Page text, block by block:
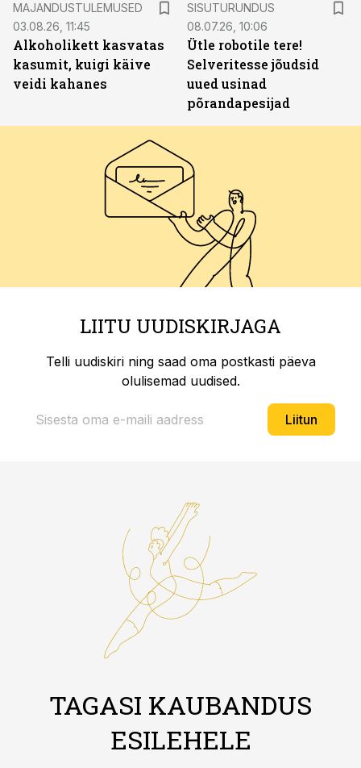
MAJANDUSTULEMUSED
03.08.26, 11:45
Alkoholikett kasvatas
kasumit, kuigi käive
veidi kahanes
SISUTURUNDUS
08.07.26, 10:06
Ütle robotile tere!
Selveritesse jõudsid
uued usinad
põrandapesijad
LIITU UUDISKIRJAGA
Telli uudiskiri ning saad oma postkasti päeva
olulisemad uudised.
Liitun
TAGASI KAUBANDUS
ESILEHELE